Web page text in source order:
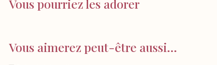
Vous pourriez les adorer
Vous aimerez peut-être aussi…